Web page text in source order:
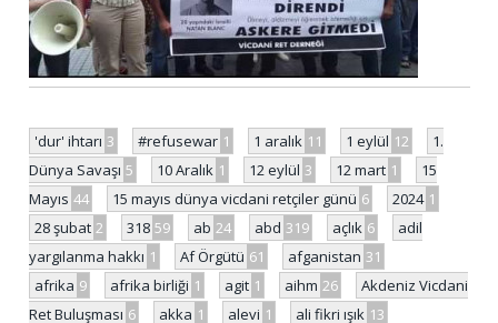
'dur' ihtarı 3 #refusewar 1 1 aralık 11 1 eylül 12
1.
Dünya Savaşı 5 10 Aralık 1 12 eylül 3 12 mart 1
15
Mayıs 44 15 mayıs dünya vicdani retçiler günü 6 2024 1
28 şubat 2 318 59 ab 24 abd 319 açlık 6
adil
yargılanma hakkı 1 Af Örgütü 61 afganistan 31
afrika 9 afrika birliği 1 agit 1 aihm 26
Akdeniz Vicdani
Ret Buluşması 6 akka 1 alevi 1 ali fikri ışık 13